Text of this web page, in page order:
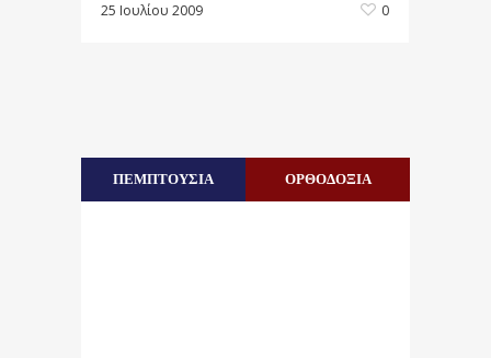
25 Ιουλίου 2009 0
ΠΕΜΠΤΟΥΣΙΑ ΟΡΘΟΔΟΞΙΑ